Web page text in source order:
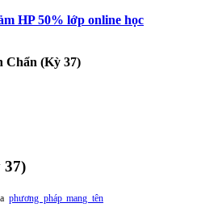
HP 50% lớp online học
Chẩn (Kỳ 37)
37)
phương pháp mang tên